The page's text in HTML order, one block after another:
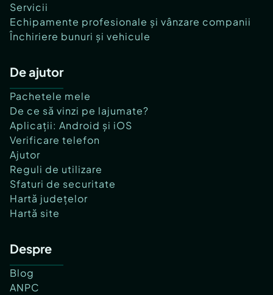
Servicii
Echipamente profesionale și vânzare companii
Închiriere bunuri și vehicule
De ajutor
Pachetele mele
De ce să vinzi pe lajumate?
Aplicații: Android și iOS
Verificare telefon
Ajutor
Reguli de utilizare
Sfaturi de securitate
Hartă județelor
Hartă site
Despre
Blog
ANPC